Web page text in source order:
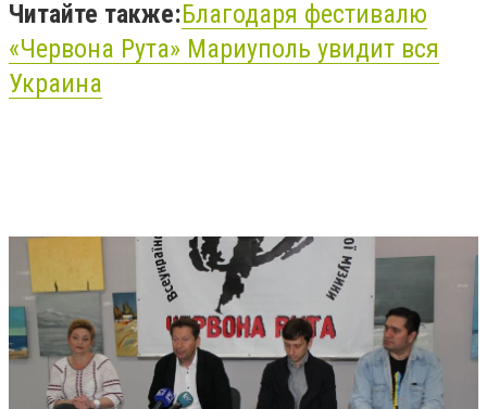
Читайте также:Благодаря фестивалю
«Червона Рута» Мариуполь увидит вся
Украина